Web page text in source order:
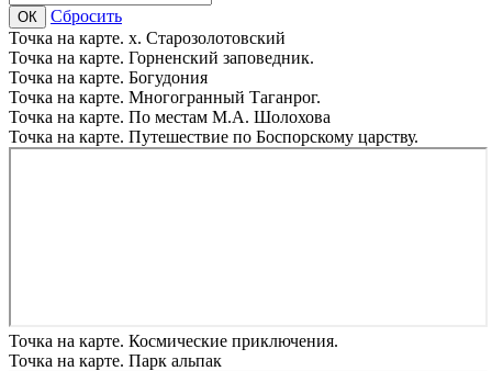
ОК
Сбросить
Точка на карте. х. Старозолотовский
Точка на карте. Горненский заповедник.
Точка на карте. Богудония
Точка на карте. Многогранный Таганрог.
Точка на карте. По местам М.А. Шолохова
Точка на карте. Путешествие по Боспорскому царству.
Точка на карте. Космические приключения.
Точка на карте. Парк альпак